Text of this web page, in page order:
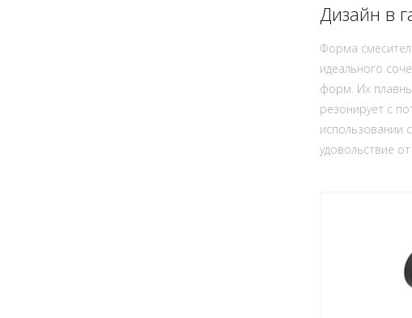
Дизайн в
Форма
идеального
форм. Их
резонирует с
использовании
удовольствие